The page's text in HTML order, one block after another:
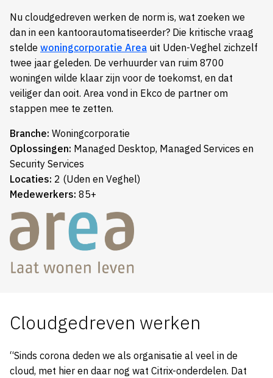
Nu cloudgedreven werken de norm is, wat zoeken we
dan in een kantoorautomatiseerder? Die kritische vraag
stelde woningcorporatie Area uit Uden-Veghel zichzelf
twee jaar geleden. De verhuurder van ruim 8700
woningen wilde klaar zijn voor de toekomst, en dat
veiliger dan ooit. Area vond in Ekco de partner om
stappen mee te zetten.
Branche: Woningcorporatie
Oplossingen: Managed Desktop, Managed Services en
Security Services
Locaties: 2 (Uden en Veghel)
Medewerkers: 85+
Cloudgedreven werken
“Sinds corona deden we als organisatie al veel in de
cloud, met hier en daar nog wat Citrix-onderdelen. Dat